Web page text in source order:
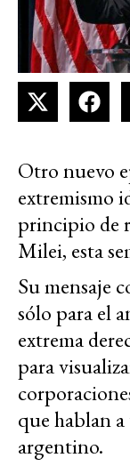
Otro nuevo
extremismo
principio de
Milei, esta
Su mensaje
sólo para el
extrema
para
que hablan a
argentino.